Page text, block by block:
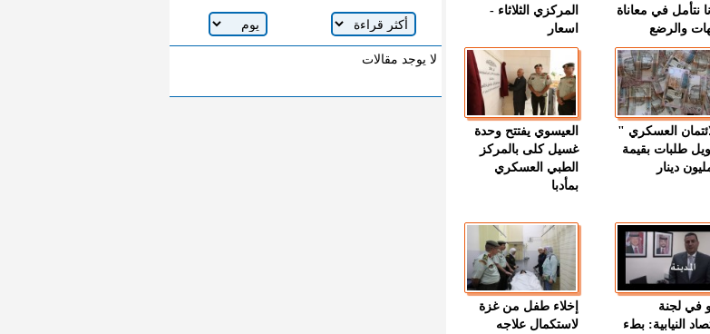
نتأمل في معاناة
والرضع
المركزي الثلاثاء -
اسعار
العسكري "
طلبات بقيمة
العيسوي يفتتح وحدة
غسيل كلى بالمركز
الطبي العسكري
بمأدبا
في لجنة
النيابية: بطء
إخلاء طفل من غزة
لاستكمال علاجه
لا يوجد مقالات